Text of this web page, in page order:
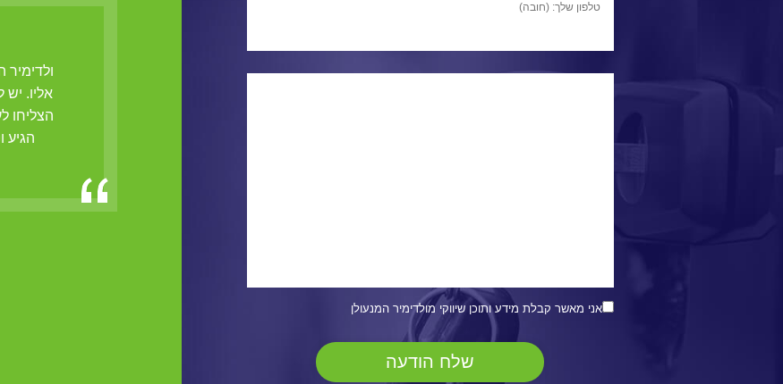
ולדימיר הנו מנעולן בעל ידי זהב, אשר הצליח
אליו. יש
הצליחו
הגיע
טלפון שלך: (חובה)
אני מאשר קבלת מידע ותוכן שיווקי מולדימיר המנעולן